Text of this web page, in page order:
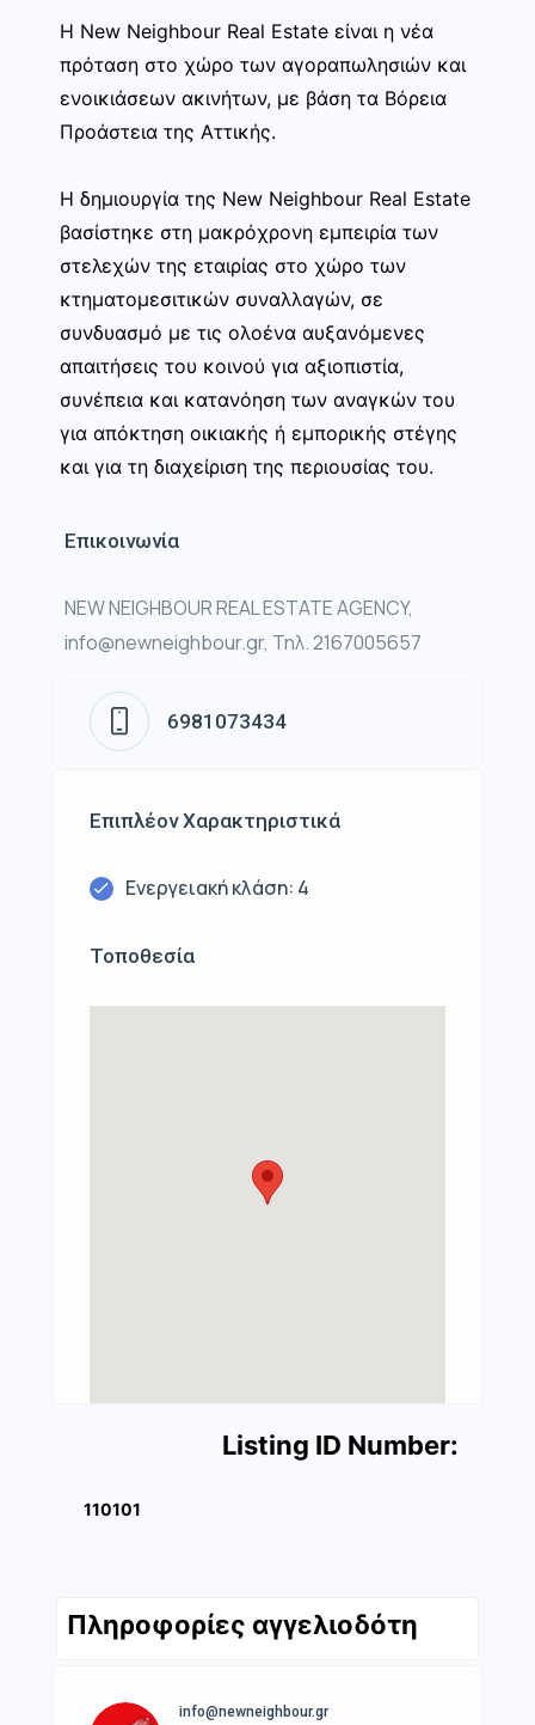
Η New Neighbour Real Estate είναι η νέα
πρόταση στο χώρο των αγοραπωλησιών και
ενοικιάσεων ακινήτων, με βάση τα Βόρεια
Προάστεια της Αττικής.
Η δημιουργία της New Neighbour Real Estate
βασίστηκε στη μακρόχρονη εμπειρία των
στελεχών της εταιρίας στο χώρο των
κτηματομεσιτικών συναλλαγών, σε
συνδυασμό με τις ολοένα αυξανόμενες
απαιτήσεις του κοινού για αξιοπιστία,
συνέπεια και κατανόηση των αναγκών του
για απόκτηση οικιακής ή εμπορικής στέγης
και για τη διαχείριση της περιουσίας του.
Επικοινωνία
NEW NEIGHBOUR REAL ESTATE AGENCY,
info@newneighbour.gr, Τηλ. 2167005657
6981073434
Επιπλέον Χαρακτηριστικά
Ενεργειακή κλάση: 4
Τοποθεσία
Listing ID Number:
110101
Πληροφορίες αγγελιοδότη
info@newneighbour.gr